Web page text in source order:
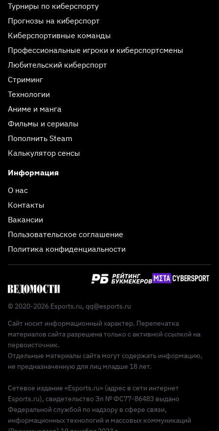
Турниры по киберспорту
Прогнозы на киберспорт
Киберспортивные команды
Профессиональные игроки и киберспортсмены
Любительский киберспорт
Стриминг
Технологии
Аниме и манга
Фильмы и сериалы
Пополнить Steam
Калькулятор сенсы
Информация
О нас
Контакты
Вакансии
Пользовательское соглашение
Политика конфиденциальности
© 2020-2026 Esports.ru, qq@esports.ru
Сайт носит информационный характер. Перепечатка
материалов сайта разрешена только с активной ссылкой на
первоисточник.
Отдельные материалы сайта могут содержать информацию,
не предназначенную для лиц младше 18 лет.
Сетевое издание «Esports.ru» (адрес в сети интернет
Esports.ru), свидетельство Эл № ФС77-86483 выдано
Федеральной службой по надзору в сфере связи,
информационных технологий и массовых коммуникаций